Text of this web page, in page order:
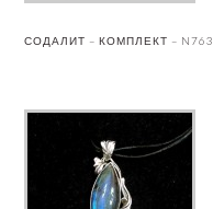
СОДАЛИТ – КОМПЛЕКТ – N763